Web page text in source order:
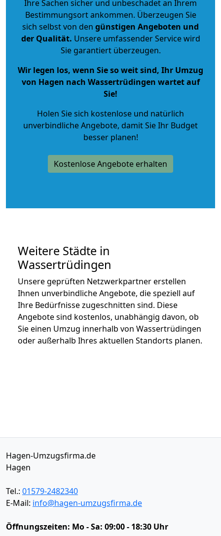
Ihre Sachen sicher und unbeschadet an Ihrem
Bestimmungsort ankommen. Überzeugen Sie
sich selbst von den günstigen Angeboten und
der Qualität. Unsere umfassender Service wird
Sie garantiert überzeugen.
Wir legen los, wenn Sie so weit sind, Ihr Umzug
von Hagen nach Wassertrüdingen wartet auf
Sie!
Holen Sie sich kostenlose und natürlich
unverbindliche Angebote, damit Sie Ihr Budget
besser planen!
Kostenlose Angebote erhalten
Weitere Städte in
Wassertrüdingen
Unsere geprüften Netzwerkpartner erstellen
Ihnen unverbindliche Angebote, die speziell auf
Ihre Bedürfnisse zugeschnitten sind. Diese
Angebote sind kostenlos, unabhängig davon, ob
Sie einen Umzug innerhalb von Wassertrüdingen
oder außerhalb Ihres aktuellen Standorts planen.
Hagen-Umzugsfirma.de
Hagen
Tel.: 01579-2482340
E-Mail: info@hagen-umzugsfirma.de
Öffnungszeiten: Mo - Sa: 09:00 - 18:30 Uhr